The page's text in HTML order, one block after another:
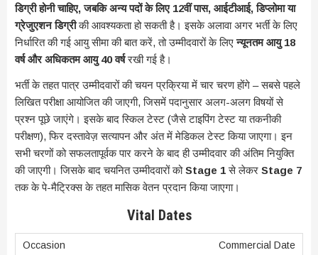
डिग्री होनी चाहिए, जबकि अन्य पदों के लिए 12वीं पास, आईटीआई, डिप्लोमा या
ग्रेजुएशन डिग्रीकी आवश्यकता हो सकती है। इसके अलावा अगर भर्ती के लिए
निर्धारित की गई आयु सीमा की बात करें, तो उम्मीदवारों के लिएन्यूनतम आयु 18
वर्ष और अधिकतम आयु 40 वर्षरखी गई है।
भर्ती के तहत पात्र उम्मीदवारों की चयन प्रक्रिया में चार चरण होंगे – सबसे पहले
लिखित परीक्षा आयोजित की जाएगी, जिसमें पदानुसार अलग-अलग विषयों से
प्रश्न पूछे जाएंगे। इसके बाद स्किल टेस्ट (जैसे टाइपिंग टेस्ट या तकनीकी
परीक्षण), फिर दस्तावेज़ सत्यापन और अंत में मेडिकल टेस्ट किया जाएगा। इन
सभी चरणों को सफलतापूर्वक पार करने के बाद ही उम्मीदवार की अंतिम नियुक्ति
की जाएगी। जिसके बाद चयनित उम्मीदवारों कोStage 1से लेकर Stage 7
तक के पे-मैट्रिक्स के तहत मासिक वेतन प्रदान किया जाएगा।
Vital Dates
Commercial Date